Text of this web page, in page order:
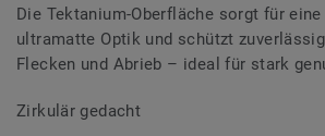
Die Tektanium-Oberfläche sorgt für
ultramatte Optik und schützt
Flecken und Abrieb – ideal für stark
Zirkulär gedacht